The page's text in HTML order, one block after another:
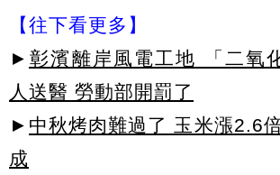
【往下看更多】
► 彰濱離岸風電工地 「二氧
人送醫 勞動部開罰了
► 中秋烤肉難過了 玉米漲2.6
成